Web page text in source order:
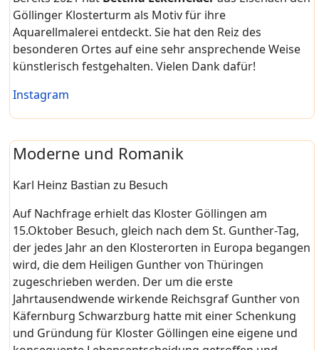
Göllinger Klosterturm als Motiv für ihre
Aquarellmalerei entdeckt. Sie hat den Reiz des
besonderen Ortes auf eine sehr ansprechende Weise
künstlerisch festgehalten. Vielen Dank dafür!
Instagram
Moderne und Romanik
Karl Heinz Bastian zu Besuch
Auf Nachfrage erhielt das Kloster Göllingen am
15.Oktober Besuch, gleich nach dem St. Gunther-Tag,
der jedes Jahr an den Klosterorten in Europa begangen
wird, die dem Heiligen Gunther von Thüringen
zugeschrieben werden. Der um die erste
Jahrtausendwende wirkende Reichsgraf Gunther von
Käfernburg Schwarzburg hatte mit einer Schenkung
und Gründung für Kloster Göllingen eine eigene und